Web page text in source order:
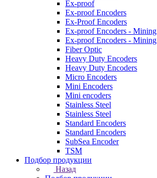
Ex-proof
Ex-proof Encoders
Ex-Proof Encoders
Ex-proof Encoders - Mining
Ex-proof Encoders - Mining
Fiber Optic
Heavy Duty Encoders
Heavy Duty Encoders
Micro Encoders
Mini Encoders
Mini encoders
Stainless Steel
Stainless Steel
Standard Encoders
Standard Encoders
SubSea Encoder
TSM
Подбор продукции
Назад